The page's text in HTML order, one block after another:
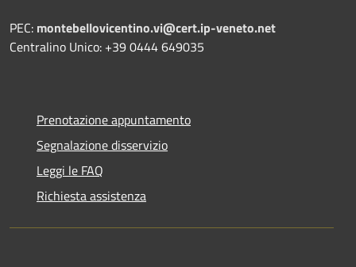
PEC: montebellovicentino.vi@cert.ip-veneto.net
Centralino Unico: +39 0444 649035
Prenotazione appuntamento
Segnalazione disservizio
Leggi le FAQ
Richiesta assistenza